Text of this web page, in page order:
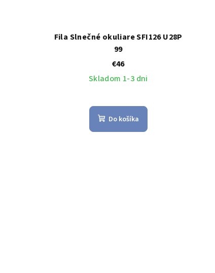
Fila Slnečné okuliare SFI126 U28P
99
€46
Skladom 1-3 dni
Do košíka